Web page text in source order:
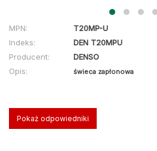
MPN:
T20MP-U
Indeks:
DEN T20MPU
Producent:
DENSO
Opis:
świeca zapłonowa
Pokaż odpowiedniki